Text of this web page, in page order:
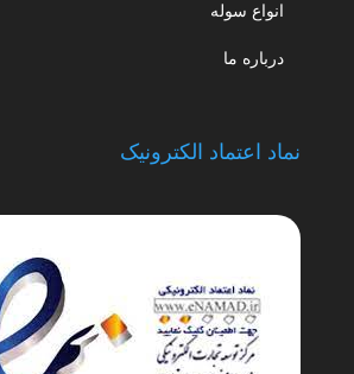
انواع سوله
درباره ما
نماد اعتماد الکترونیک